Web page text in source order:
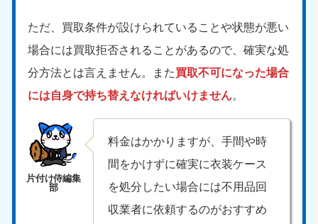
ただ、買取条件が設けられていることや状態が悪い
場合には買取拒否されることがあるので、確実な処
分方法とは言えません。また買取不可になった場合
には自身で持ち替えなければいけません。
料金はかかりますが、手間や時
間をかけずに確実に衣装ケース
を処分したい場合には不用品回
収業者に依頼するのがおすすめ